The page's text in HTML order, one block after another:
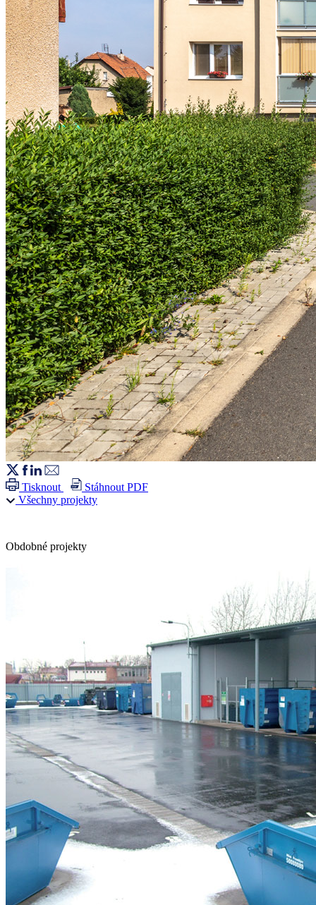
Tisknout
Stáhnout PDF
Všechny projekty
Obdobné projekty